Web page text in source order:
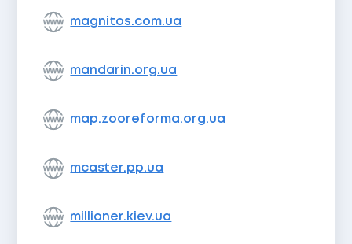
magnitos.com.ua
mandarin.org.ua
map.zooreforma.org.ua
mcaster.pp.ua
millioner.kiev.ua